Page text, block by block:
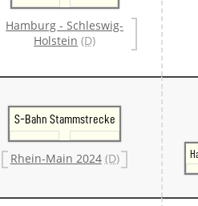
Hamburg - Schleswig-
Holstein (D)
S-Bahn Stammstrecke
Rhein-Main 2024 (D)